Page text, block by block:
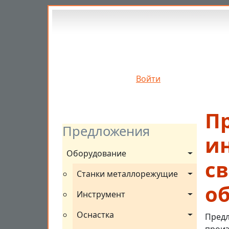
Перейти к основному содержанию
Войти
Предложения
Оборудование
Станки металлорежущие
Инструмент
Оснастка